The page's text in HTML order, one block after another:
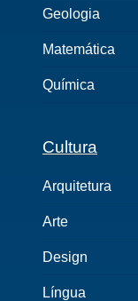
Geologia
Matemática
Química
Cultura
Arquitetura
Arte
Design
Língua